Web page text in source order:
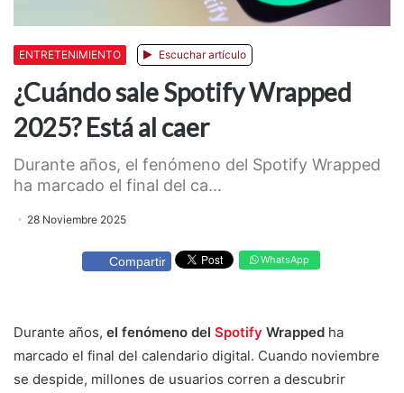
ENTRETENIMIENTO Escuchar artículo
¿Cuándo sale Spotify Wrapped
2025? Está al caer
Durante años, el fenómeno del Spotify Wrapped
ha marcado el final del ca...
28 Noviembre 2025
Compartir WhatsApp
Durante años, el fenómeno del Spotify Wrapped ha
marcado el final del calendario digital. Cuando noviembre
se despide, millones de usuarios corren a descubrir